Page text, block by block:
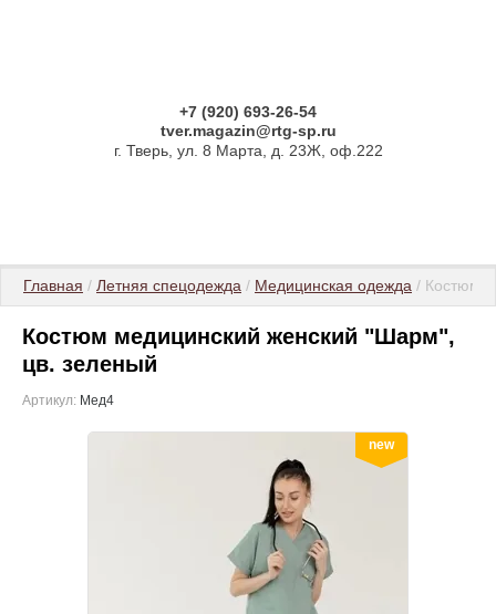
+7 (920) 693-26-54
tver.magazin@rtg-sp.ru
г. Тверь, ул. 8 Марта, д. 23Ж, оф.222
Главная / Летняя спецодежда / Медицинская одежда / Костюм
Костюм медицинский женский "Шарм",
цв. зеленый
Артикул: Мед4
new